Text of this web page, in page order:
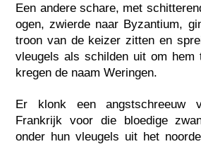
Een andere schare, met
ogen, zwierde naar Byzantium,
troon van de keizer zitten en
vleugels als schilden uit om hem
kregen de naam Weringen.
Er klonk een angstschreeuw
Frankrijk voor die bloedige
onder hun vleugels uit het